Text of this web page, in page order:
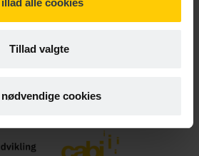
Tillad valgte
cookies